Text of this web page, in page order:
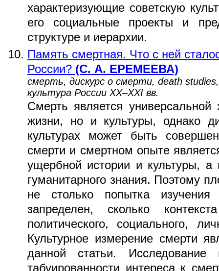
характеризующие советскую
его социальные проекты и
структуре и иерархии.
Память смертная. Что с ней
России? (С. А. ЕРЕМЕЕВА)
смерть, дискурс о смерти, death
культура России ХХ–ХХI вв.
Смерть является универсальной
жизни, но и культуры, однако
культурах может быть
смерти и смертном опыте
ущербной истории и культуры,
гуманитарного знания. Поэтому
не столько попытка
запределен, сколько
политического, социального,
Культурное измерение смерти
данной статьи. Исследование
табуированности интереса к